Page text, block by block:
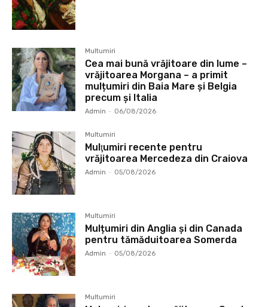
Multumiri
Cea mai bună vrăjitoare din lume –
vrăjitoarea Morgana – a primit
mulțumiri din Baia Mare și Belgia
precum și Italia
Admin - 06/08/2026
Multumiri
Mulţumiri recente pentru
vrăjitoarea Mercedeza din Craiova
Admin - 05/08/2026
Multumiri
Mulțumiri din Anglia și din Canada
pentru tămăduitoarea Somerda
Admin - 05/08/2026
Multumiri